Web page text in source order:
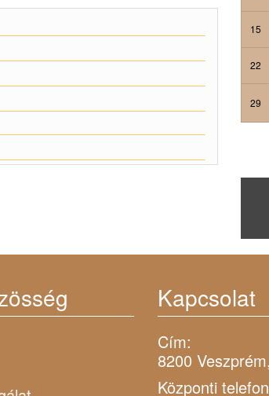
15
22
29
Kapcsolat
Cím:
8200
Központi